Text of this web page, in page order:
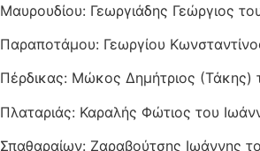
Μαυρουδίου: Γεωργιάδης Γεώργιος
Παραποτάμου: Γεωργίου
Πέρδικας: Μώκος Δημήτριος (Τάκης)
Πλαταριάς: Καραλής Φώτιος του
Σπαθαραίων: Ζαραβούτσης Ιωάννης